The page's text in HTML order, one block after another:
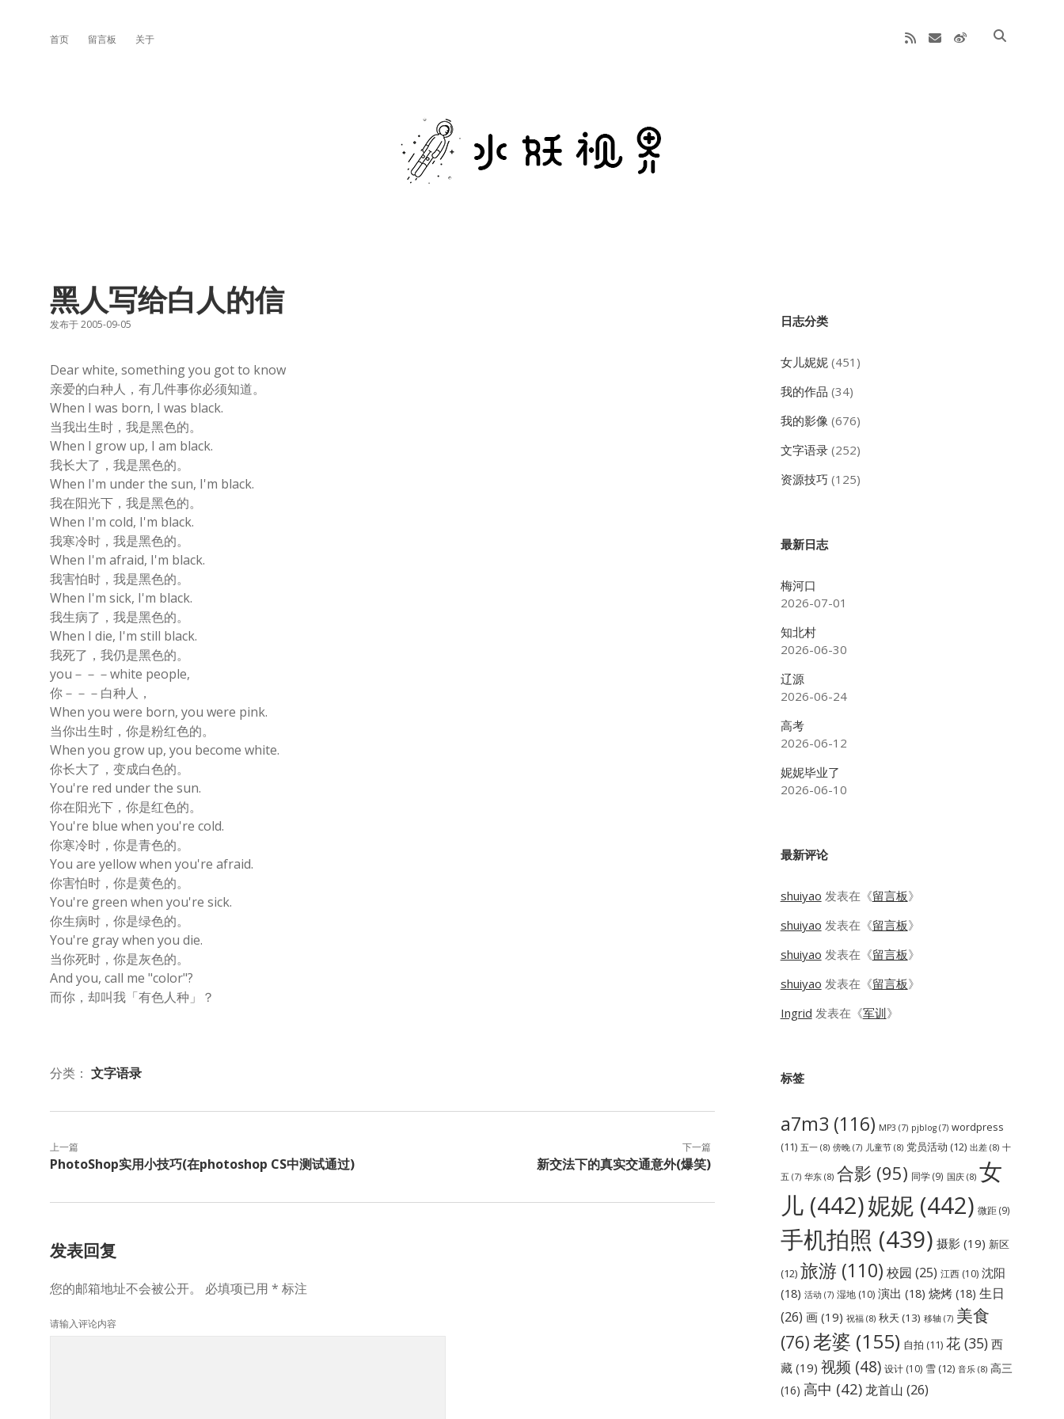
首页 留言板 关于 rss emailweibo
水
妖
黑人写给白人的信
发布于 2005-09-05
Dear white, something you got to know
亲爱的白种人，有几件事你必须知道。
When I was born, I was black.
当我出生时，我是黑色的。
When I grow up, I am black.
我长大了，我是黑色的。
When I'm under the sun, I'm black.
我在阳光下，我是黑色的。
When I'm cold, I'm black.
我寒冷时，我是黑色的。
When I'm afraid, I'm black.
我害怕时，我是黑色的。
When I'm sick, I'm black.
我生病了，我是黑色的。
When I die, I'm still black.
我死了，我仍是黑色的。
you－－－white people,
你－－－白种人，
When you were born, you were pink.
当你出生时，你是粉红色的。
When you grow up, you become white.
你长大了，变成白色的。
You're red under the sun.
你在阳光下，你是红色的。
You're blue when you're cold.
你寒冷时，你是青色的。
You are yellow when you're afraid.
你害怕时，你是黄色的。
You're green when you're sick.
你生病时，你是绿色的。
You're gray when you die.
当你死时，你是灰色的。
And you, call me "color"?
而你，却叫我「有色人种」？
分类： 文字语录
上一篇
PhotoShop实用小技巧(在photoshop CS中测试通过)
下一篇
新交法下的真实交通意外(爆笑)
发表回复
您的邮箱地址不会被公开。 必填项已用 * 标注
请输入评论内容
Sidebar
日志分类
女儿妮妮(451)
我的作品 (34)
我的影像 (676)
文字语录(252)
资源技巧 (125)
最新日志
梅河口
2026-07-01
知北村
2026-06-30
辽源
2026-06-24
高考
2026-06-12
妮妮毕业了
2026-06-10
最新评论
shuiyao 发表在《留言板》
shuiyao 发表在《留言板》
shuiyao 发表在《留言板》
shuiyao 发表在《留言板》
Ingrid 发表在《军训》
标签
a7m3 (116) MP3 (7) pjblog(7) wordpress
(11) 五一(8) 傍晚(7) 儿童节(8) 党员活动 (12) 出差(8) 十
五 (7) 华东(8) 合影 (95) 同学(9) 国庆(8) 女
儿(442)妮妮(442) 微距(9)
手机拍照 (439) 摄影(19) 新区
(12) 旅游(110) 校园 (25) 江西(10) 沈阳
(18) 活动 (7) 湿地(10) 演出 (18) 烧烤(18) 生日
(26) 画(19) 祝福(8) 秋天 (13) 移轴(7) 美食
(76)老婆 (155) 自拍 (11) 花(35) 西
藏(19) 视频 (48) 设计(10) 雪(12) 音乐(8) 高三
(16) 高中 (42)龙首山 (26)